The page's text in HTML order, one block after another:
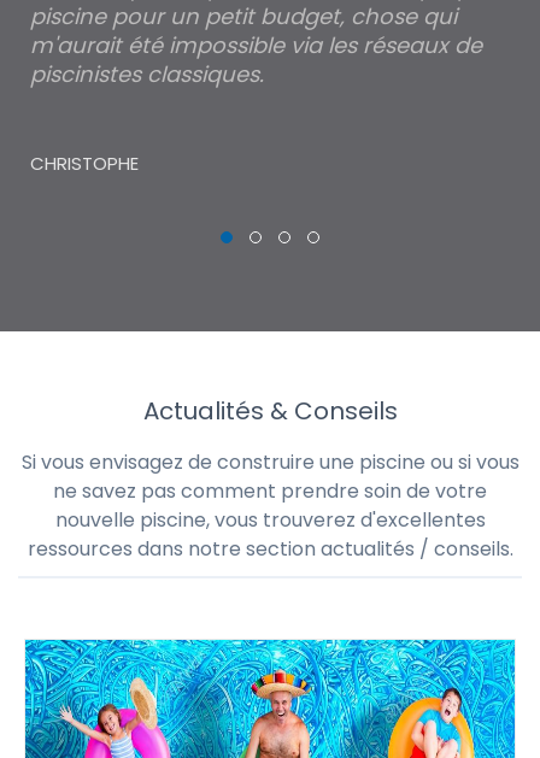
piscine pour un petit budget, chose qui
m'aurait été impossible via les réseaux de
piscinistes classiques.
CHRISTOPHE
Actualités & Conseils
Si vous envisagez de construire une piscine ou si vous
ne savez pas comment prendre soin de votre
nouvelle piscine, vous trouverez d'excellentes
ressources dans notre section actualités / conseils.